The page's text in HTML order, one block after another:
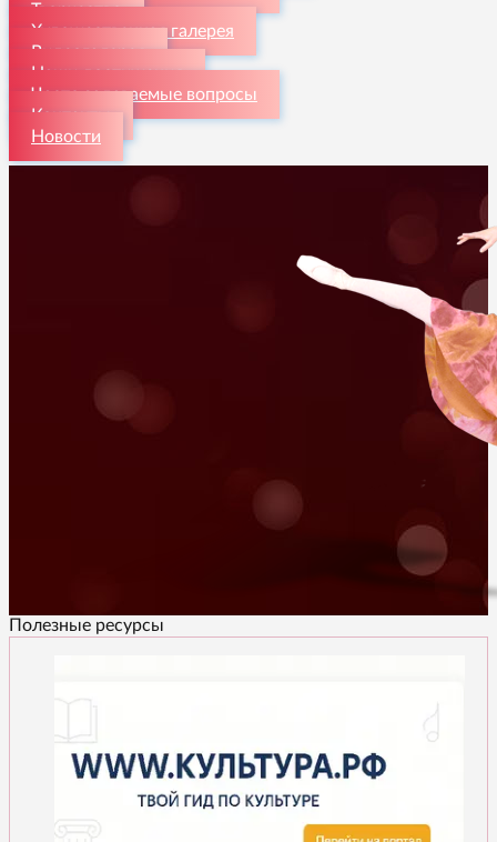
Творчество
Художественная галерея
Видеогалерея
Наши достижения
Часто задаваемые вопросы
Контакты
Новости
Полезные ресурсы